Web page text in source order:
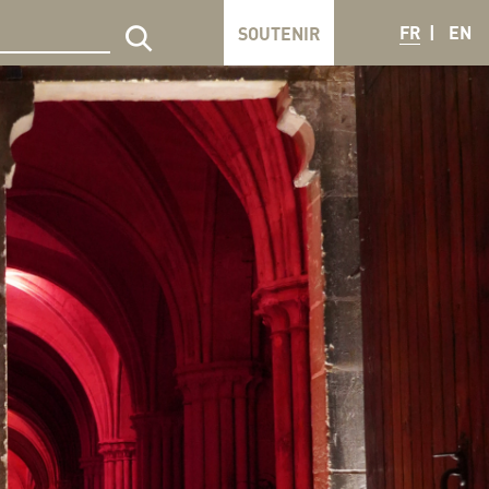
sur le site SOUTENIR FR EN